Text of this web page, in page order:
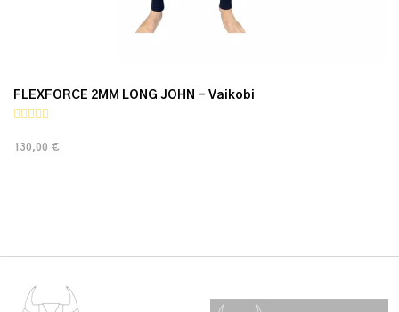
FLEXFORCE 2MM LONG JOHN - Vaikobi
130,00 €